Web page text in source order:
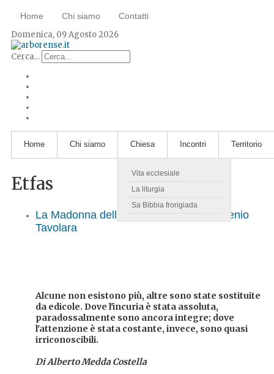
Home Chi siamo Contatti
Domenica, 09 Agosto 2026
Cerca...
Home Chi siamo Chiesa
Vita ecclesiale
La liturgia
Sa Bibbia frorigiada
Incontri Territorio
Etfas
La Madonna dell'Etfas. Un'opera di Eugenio
Tavolara
Alcune non esistono più, altre sono state sostituite
da edicole. Dove l'incuria è stata assoluta,
paradossalmente sono ancora integre; dove
l'attenzione è stata costante, invece, sono quasi
irriconoscibili.
Di Alberto Medda Costella